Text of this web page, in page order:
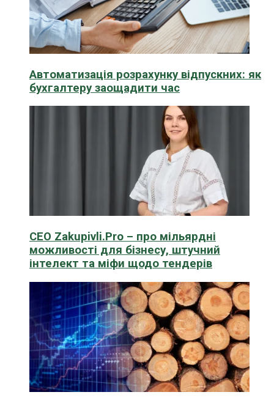
Автоматизація розрахунку відпускних: як
бухгалтеру заощадити час
CEO Zakupivli.Pro – про мільярдні
можливості для бізнесу, штучний
інтелект та міфи щодо тендерів